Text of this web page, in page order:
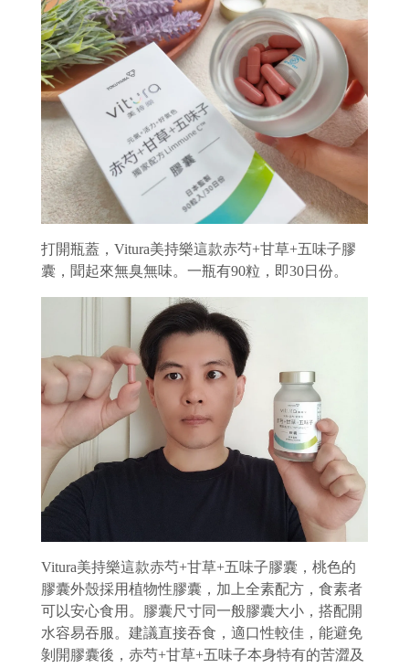
打開瓶蓋，Vitura美持樂這款赤芍+甘草+五味子膠
囊，聞起來無臭無味。一瓶有90粒，即30日份。
Vitura美持樂這款赤芍+甘草+五味子膠囊，桃色的
膠囊外殼採用植物性膠囊，加上全素配方，食素者
可以安心食用。膠囊尺寸同一般膠囊大小，搭配開
水容易吞服。建議直接吞食，適口性較佳，能避免
剝開膠囊後，赤芍+甘草+五味子本身特有的苦澀及